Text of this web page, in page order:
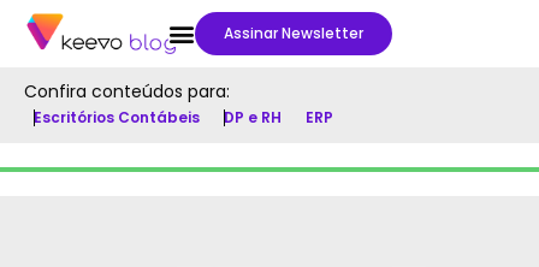
Assinar Newsletter
Confira conteúdos para:
Escritórios Contábeis DP e RH ERP